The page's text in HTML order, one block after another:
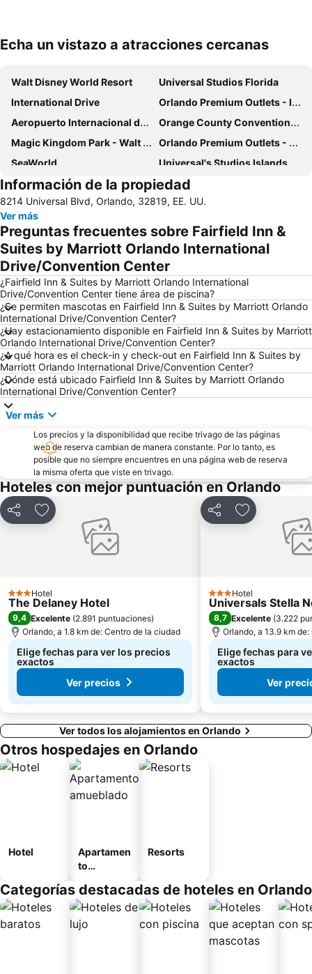
Echa un vistazo a atracciones cercanas
Walt Disney World Resort
Universal Studios Florida
International Drive
Orlando Premium Outlets - International Drive
Aeropuerto Internacional de Orlando
Orange County Convention Center
Magic Kingdom Park - Walt Disney World Resort
Orlando Premium Outlets - Vineland Ave
SeaWorld
Universal's Studios Islands of Adventure
Universal CityWalk
The Florida Mall
Disney's Animal Kingdom Park
Lake Buena Vista Factory Shops
Orange World
Hard Rock Cafe Orlando
Discovery Cove
Disney Springs
Disney's Hollywood Studios
Macy's Florida Mall
Disney's Blizzard Beach Water Park
Epcot - Walt Disney World Resort
Mickey’s Very Merry Christmas Party
Downtown Arts District of Orlando
Kissimmee Gateway Airport
Orlando International
Paseo Universal City
Aquatica
Halloween Horror Nights
Parque acuático de Disney Typhoon Lagoon
Kia Center
Epcot International Flower & Garden Festival
Lake Como Park
Central Florida Home & Garden Show Orlando
Información de la propiedad
8214 Universal Blvd, Orlando, 32819, EE. UU.
Ver más
Preguntas frecuentes sobre Fairfield Inn &
Suites by Marriott Orlando International
Drive/Convention Center
¿Fairfield Inn & Suites by Marriott Orlando International
Drive/Convention Center tiene área de piscina?
¿Se permiten mascotas en Fairfield Inn & Suites by Marriott Orlando
International Drive/Convention Center?
¿Hay estacionamiento disponible en Fairfield Inn & Suites by Marriott
Orlando International Drive/Convention Center?
¿A qué hora es el check-in y check-out en Fairfield Inn & Suites by
Marriott Orlando International Drive/Convention Center?
¿Dónde está ubicado Fairfield Inn & Suites by Marriott Orlando
International Drive/Convention Center?
Ver más
Los precios y la disponibilidad que recibe trivago de las páginas
web de reserva cambian de manera constante. Por lo tanto, es
posible que no siempre encuentres en una página web de reserva
la misma oferta que viste en trivago.
Hoteles con mejor puntuación en Orlando
CompartirAgregar a favoritos
3 Estrellas
Hotel
The Delaney Hotel
9,4 Excelente (2.891 puntuaciones)
Orlando, a 1.8 km de: Centro de la ciudad
Elige fechas para ver los precios
exactos
Ver precios
CompartirAgregar a
3 Estrellas
Hotel
Universals Stella
8,7 Excelente (3.222
Orlando, a 13.9 km
Elige fechas para
exactos
Ver
Ver todos los alojamientos en Orlando
Otros hospedajes en Orlando
Hotel
Apartamen
to
o
Resorts
Categorías destacadas de hoteles en Orlando